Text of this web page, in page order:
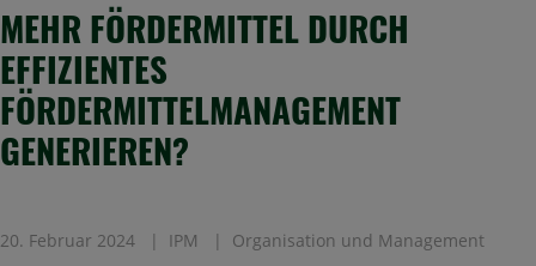
MEHR FÖRDERMITTEL DURCH
EFFIZIENTES
FÖRDERMITTELMANAGEMENT
GENERIEREN?
20. Februar 2024 IPM Organisation und Management